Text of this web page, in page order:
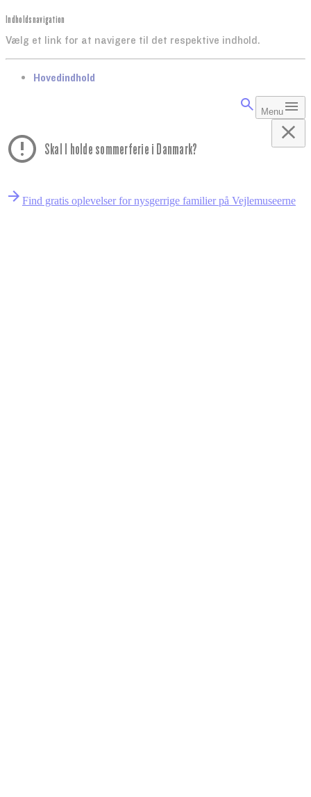
Indholdsnavigation
Vælg et link for at navigere til det respektive indhold.
gå til
Hovedindhold
Menu
Skal I holde sommerferie i Danmark?
Find gratis oplevelser for nysgerrige familier på Vejlemuseerne